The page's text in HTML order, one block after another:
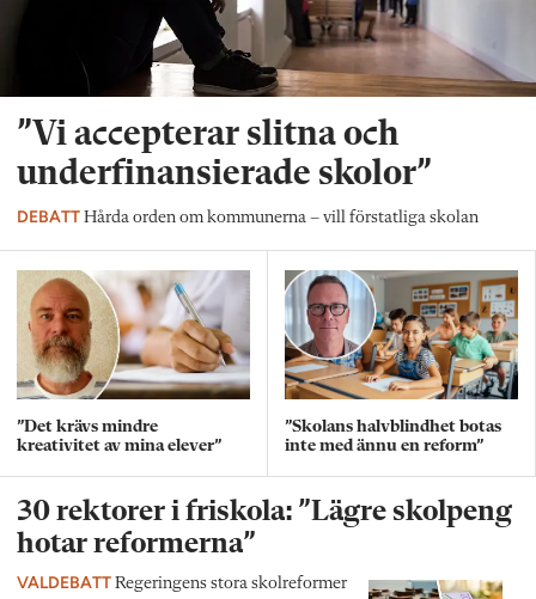
”Vi accepterar slitna och
underfinansierade skolor”
DEBATT Hårda orden om kommunerna – vill förstatliga skolan
”Det krävs mindre
kreativitet av mina elever”
”Skolans halvblindhet botas
inte med ännu en reform”
30 rektorer i friskola: ”Lägre skolpeng
hotar reformerna”
VALDEBATT Regeringens stora skolreformer